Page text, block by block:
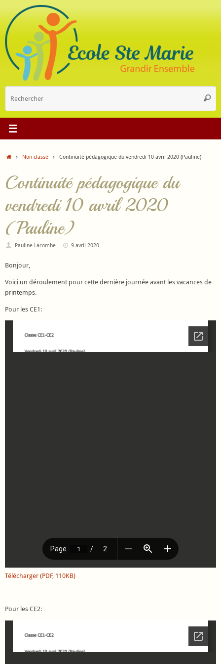
contenu
:
AccueilNon classé Continuité pédagogique du vendredi 10 avril 2020 (Pauline)
Continuité pédagogique du
vendredi 10 avril 2020
(Pauline)
Pauline Lacombe 9 avril 2020
Bonjour,
Voici un déroulement pour cette dernière journée avant les vacances de
printemps.
Pour les CE1:
Télécharger (PDF, 110KB)
Pour les CE2: